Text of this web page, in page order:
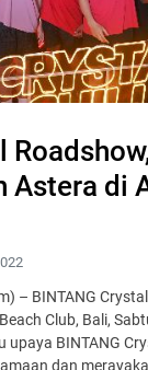
Astera di
– BINTANG
Club, Bali,
upaya BINTANG
dan